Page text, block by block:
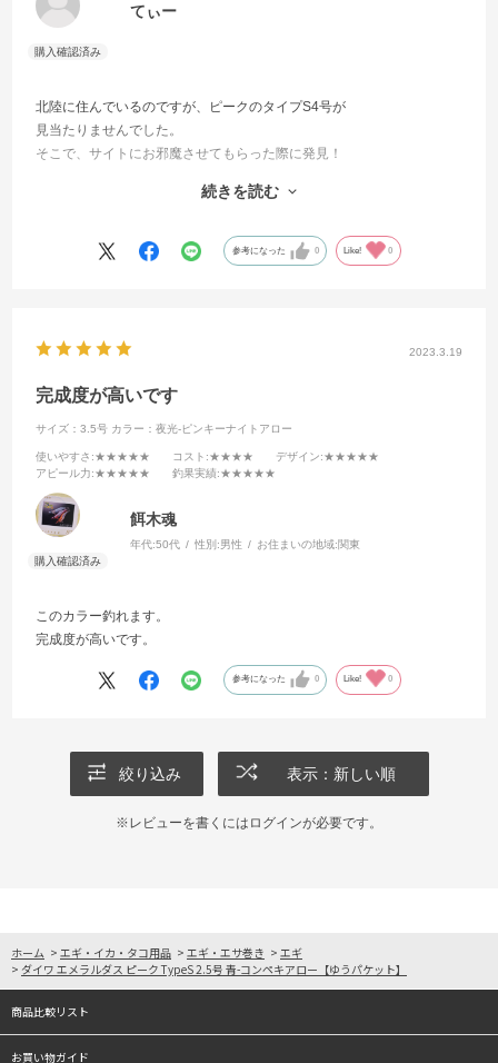
てぃー
北陸に住んでいるのですが、ピークのタイプS4号が
見当たりませんでした。
そこで、サイトにお邪魔させてもらった際に発見！
これで親イカいっぱい釣ります！続きを読む
参考になった 0 Like! 0
2023.3.19
完成度が高いです
サイズ：3.5号 カラー：夜光-ピンキーナイトアロー
使いやすさ :★★★★★ コスト :★★★★ デザイン:★★★★★
アピール力:★★★★★ 釣果実績:★★★★★
餌木魂
年代:50代 性別:男性 お住まいの地域:関東
このカラー釣れます。
完成度が高いです。
参考になった 0 Like! 0
絞り込み 表示：新しい順
※レビューを書くには ログインが必要です。
ホーム > エギ・イカ・タコ用品 > エギ・エサ巻き > エギ
> ダイワ エメラルダス ピーク TypeS 2.5号 青-コンペキアロー【ゆうパケット】
商品比較リスト
お買い物ガイド